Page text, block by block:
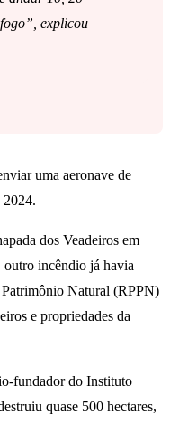
explicou
uma aeronave de
2024.
dos Veadeiros em
outro incêndio já havia
Natural (RPPN)
e propriedades da
fundador do Instituto
quase 500 hectares,